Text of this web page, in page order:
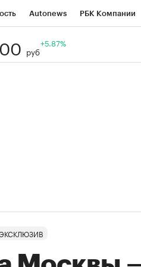
Autonews РБК Компании
Визионеры
руб
+5.87%